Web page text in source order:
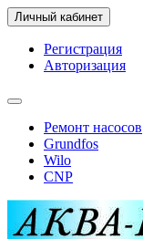
Личный кабинет
Регистрация
Авторизация
Ремонт насосов
Grundfos
Wilo
CNP